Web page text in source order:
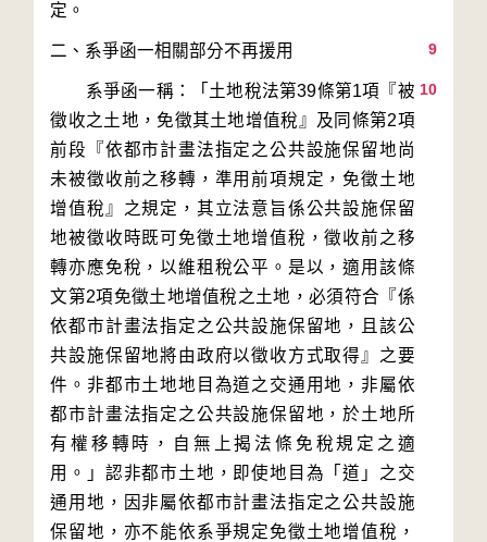
9
10
系爭函一稱：「土地稅法第39條第1項『被
徵收之土地，免徵其土地增值稅』及同條第2項
前段『依都市計畫法指定之公共設施保留地尚
未被徵收前之移轉，準用前項規定，免徵土地
增值稅』之規定，其立法意旨係公共設施保留
地被徵收時既可免徵土地增值稅，徵收前之移
轉亦應免稅，以維租稅公平。是以，適用該條
文第2項免徵土地增值稅之土地，必須符合『係
依都市計畫法指定之公共設施保留地，且該公
共設施保留地將由政府以徵收方式取得』之要
件。非都市土地地目為道之交通用地，非屬依
都市計畫法指定之公共設施保留地，於土地所
有權移轉時，自無上揭法條免稅規定之適
用。」認非都市土地，即使地目為「道」之交
通用地，因非屬依都市計畫法指定之公共設施
保留地，亦不能依系爭規定免徵土地增值稅，